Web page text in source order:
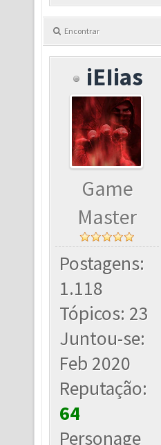
Encontrar
iEIias
Game
Master
Postagens:
1.118
Tópicos: 23
Juntou-se:
Feb 2020
Reputação:
64
Personage